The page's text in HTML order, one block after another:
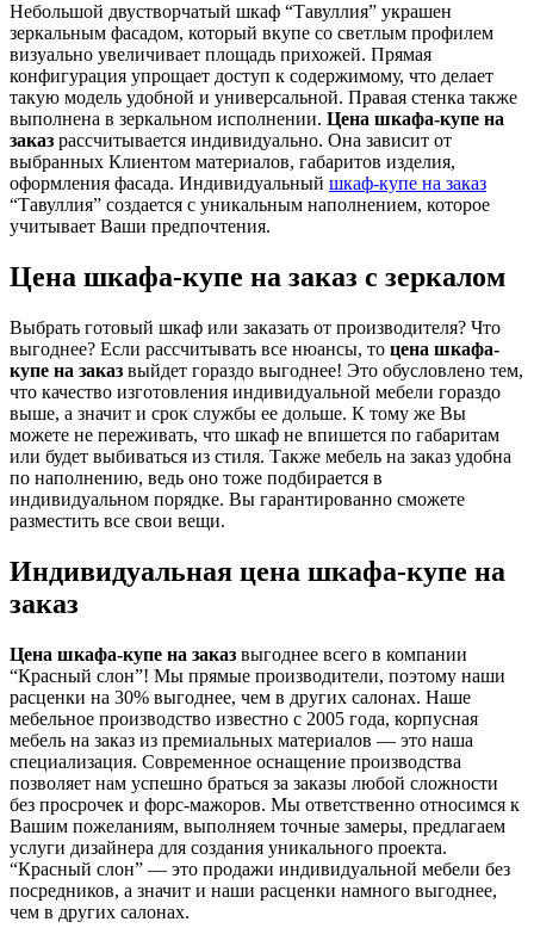
Небольшой двустворчатый шкаф “Тавуллия” украшен
зеркальным фасадом, который вкупе со светлым профилем
визуально увеличивает площадь прихожей. Прямая
конфигурация упрощает доступ к содержимому, что делает
такую модель удобной и универсальной. Правая стенка также
выполнена в зеркальном исполнении. Цена шкафа-купе на
заказ рассчитывается индивидуально. Она зависит от
выбранных Клиентом материалов, габаритов изделия,
оформления фасада. Индивидуальный шкаф-купе на заказ
“Тавуллия” создается с уникальным наполнением, которое
учитывает Ваши предпочтения.
Цена шкафа-купе на заказ с зеркалом
Выбрать готовый шкаф или заказать от производителя? Что
выгоднее? Если рассчитывать все нюансы, то цена шкафа-
купе на заказ выйдет гораздо выгоднее! Это обусловлено тем,
что качество изготовления индивидуальной мебели гораздо
выше, а значит и срок службы ее дольше. К тому же Вы
можете не переживать, что шкаф не впишется по габаритам
или будет выбиваться из стиля. Также мебель на заказ удобна
по наполнению, ведь оно тоже подбирается в
индивидуальном порядке. Вы гарантированно сможете
разместить все свои вещи.
Индивидуальная цена шкафа-купе на
заказ
Цена шкафа-купе на заказ выгоднее всего в компании
“Красный слон”! Мы прямые производители, поэтому наши
расценки на 30% выгоднее, чем в других салонах. Наше
мебельное производство известно с 2005 года, корпусная
мебель на заказ из премиальных материалов — это наша
специализация. Современное оснащение производства
позволяет нам успешно браться за заказы любой сложности
без просрочек и форс-мажоров. Мы ответственно относимся к
Вашим пожеланиям, выполняем точные замеры, предлагаем
услуги дизайнера для создания уникального проекта.
“Красный слон” — это продажи индивидуальной мебели без
посредников, а значит и наши расценки намного выгоднее,
чем в других салонах.